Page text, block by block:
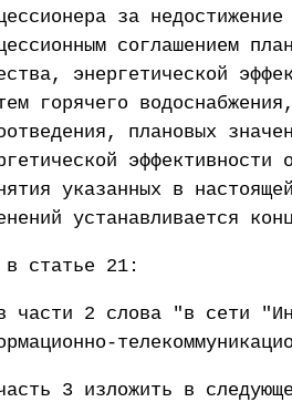
за
соглашением
энергетической
горячего
плановых
эффективности
указанных в
устанавливается
статье 21:
части 2 слова "в сети
3 изложить в